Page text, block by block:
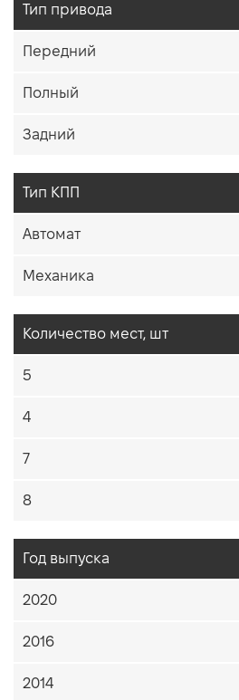
Тип привода
Передний
Полный
Задний
Тип КПП
Автомат
Механика
Количество мест, шт
5
4
7
8
Год выпуска
2020
2016
2014